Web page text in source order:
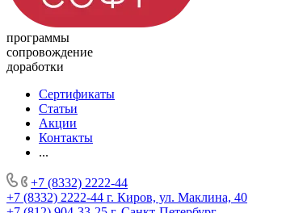
программы
сопровождение
доработки
Сертификаты
Статьи
Акции
Контакты
...
+7 (8332) 2222-44
+7 (8332) 2222-44 г. Киров, ул. Маклина, 40